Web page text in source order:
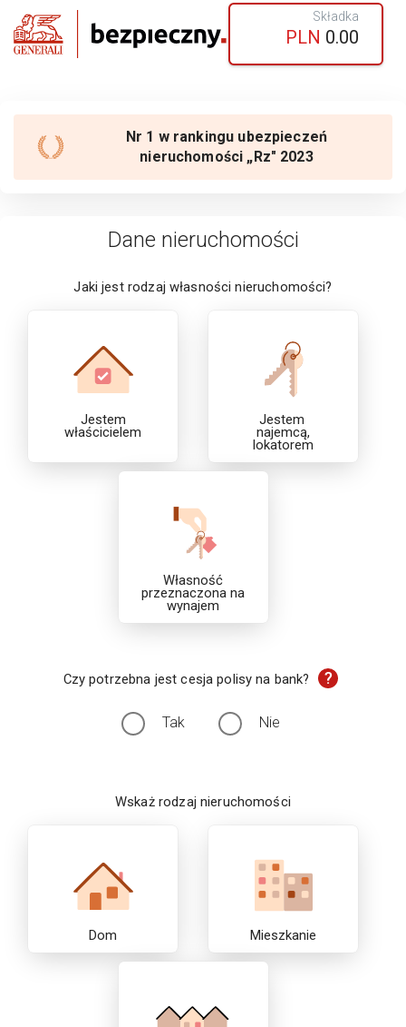
Składka
PLN 0.00
Nr 1 w rankingu ubezpieczeń
nieruchomości „Rz" 2023
Dane nieruchomości
Jaki jest rodzaj własnościnieruchomości?
Jestem
właścicielem
Jestem
najemcą,
lokatorem
Własność
przeznaczona na
wynajem
Czy potrzebna jest cesja polisy na bank? ?
Tak Nie
Wskaż rodzaj nieruchomości
Dom Mieszkanie